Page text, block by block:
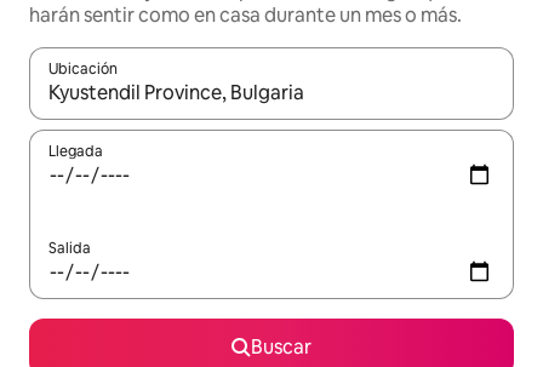
harán sentir como en casa durante un mes o más.
Ubicación
Cuando los resultados estén disponibles, navega con las
Llegada
Salida
Buscar